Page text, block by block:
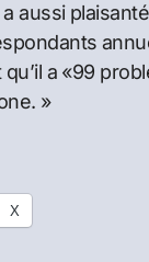
aussi
a «99
»
X